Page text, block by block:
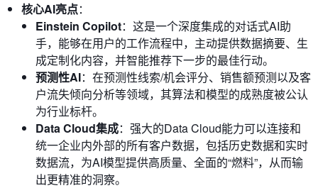
核心AI亮点：
Einstein Copilot：这是一个深度集成的对话式AI助
手，能够在用户的工作流程中，主动提供数据摘要、生
成定制化内容，并智能推荐下一步的最佳行动。
预测性AI：在预测性线索/机会评分、销售额预测以及客
户流失倾向分析等领域，其算法和模型的成熟度被公认
为行业标杆。
Data Cloud集成：强大的Data Cloud能力可以连接和
统一企业内外部的所有客户数据，包括历史数据和实时
数据流，为AI模型提供高质量、全面的“燃料”，从而输
出更精准的洞察。